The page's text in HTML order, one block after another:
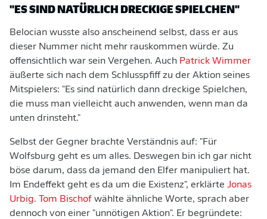
"ES SIND NATÜRLICH DRECKIGE SPIELCHEN"
Belocian wusste also anscheinend selbst, dass er aus
dieser Nummer nicht mehr rauskommen würde. Zu
offensichtlich war sein Vergehen. Auch Patrick Wimmer
äußerte sich nach dem Schlusspfiff zu der Aktion seines
Mitspielers: "Es sind natürlich dann dreckige Spielchen,
die muss man vielleicht auch anwenden, wenn man da
unten drinsteht."
Selbst der Gegner brachte Verständnis auf: "Für
Wolfsburg geht es um alles. Deswegen bin ich gar nicht
böse darum, dass da jemand den Elfer manipuliert hat.
Im Endeffekt geht es da um die Existenz", erklärte Jonas
Urbig. Tom Bischof wählte ähnliche Worte, sprach aber
dennoch von einer "unnötigen Aktion". Er begründete: